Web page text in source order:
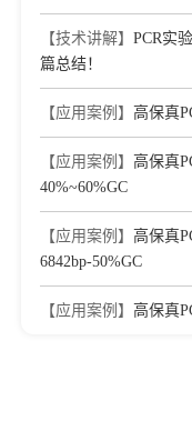
【技术讲解】 PCR实
篇总结！
【应用案例】 高保真
【应用案例】 高保真
40%~60%GC
【应用案例】 高保真
6842bp-50%GC
【应用案例】 高保真